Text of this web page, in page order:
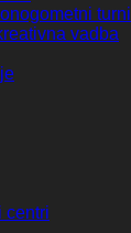
vadba
centri